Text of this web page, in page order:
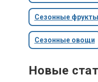
Сезонные фрукты
Сезонные овощи
Новые